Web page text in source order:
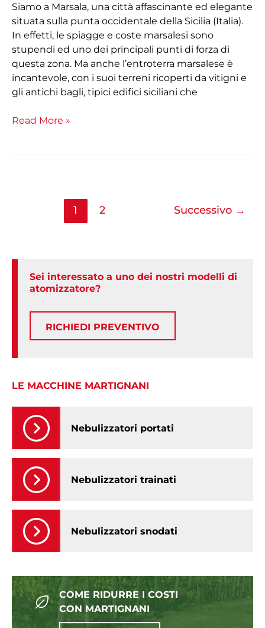
Siamo a Marsala, una città affascinante ed elegante
situata sulla punta occidentale della Sicilia (Italia).
In effetti, le spiagge e coste marsalesi sono
stupendi ed uno dei principali punti di forza di
questa zona. Ma anche l’entroterra marsalese è
incantevole, con i suoi terreni ricoperti da vitigni e
gli antichi bagli, tipici edifici siciliani che
dei
miei
280
ettari
di
vigneto”
Read More »
1 2 Successivo →
Sei interessato a uno dei nostri modelli di
atomizzatore?
RICHIEDI PREVENTIVO
LE MACCHINE MARTIGNANI
Nebulizzatori portati
Nebulizzatori trainati
Nebulizzatori snodati
COME RIDURRE I COSTI
CON MARTIGNANI